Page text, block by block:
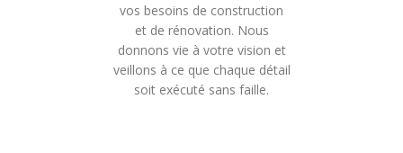
vos besoins de construction
et de rénovation. Nous
donnons vie à votre vision et
veillons à ce que chaque détail
soit exécuté sans faille.